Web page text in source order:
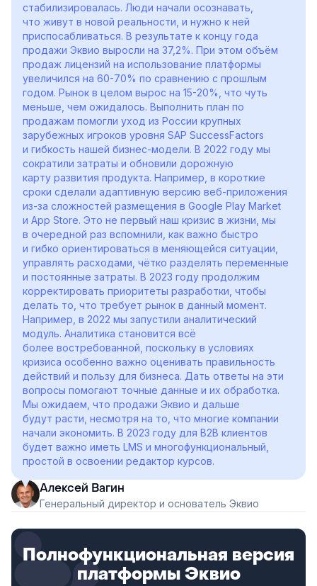
стабилизировалась. Люди начали осознавать,
что живут в новой реальности, и нужно к ней
приспосабливаться. В результате к концу года
продажи Эквио выросли на 37,2%. При этом объём
продаж лицензий на использование платформы
увеличился на 60-70% по сравнению с прошлым
годом. Рынок в целом вырос на 15-20%, что чуть
меньше, чем ожидалось. Выполнить план по
продажам помогли уход из России крупных
зарубежных игроков уровня SAP SuccessFactors
и гибкость нашей бизнес-модели. В 2022 году мы
сократили затраты и обновили дорожную
карту развития продукта. Например, в короткие
сроки сделали адаптивную версию веб-приложения
из-за сложностей размещения в Google Play Market
и App Store. Это не первый наш кризис в жизни, мы
в очередной раз вспомнили, как важно быстро
и гибко ориентироваться в меняющейся ситуации,
управлять расходами, чётко разделять переменные
и постоянные затраты. В 2023 году продолжим
корректировать приоритеты разработки, чтобы
делать то, что требует рынок в данный момент.
Например, в 2022 мы запустили аналитический
модуль. Аналитика становится всё
более востребованной, поскольку в условиях
кризиса особенно важно оценивать правильность
действий и пользу для бизнеса. Дать ответы на эти
вопросы помогают точные данные и их обработка.
Мы ожидаем, что продажи Эквио и дальше
будут расти, несмотря на то, что многие компании
начали экономить. В 2023 году для B2B клиентов
будет важно иметь LMS и многофункциональный,
простой в освоении редактор курсов.
Алексей Вагин
Генеральный директор и основатель Эквио
Полнофункциональная версия
платформы Эквио